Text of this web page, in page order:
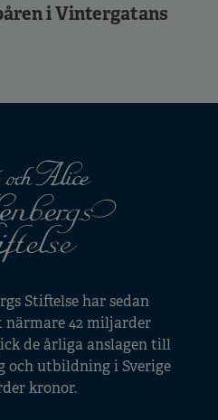
i Vintergatans
Stiftelse har sedan
närmare 42 miljarder
de årliga anslagen till
och utbildning i Sverige
kronor.